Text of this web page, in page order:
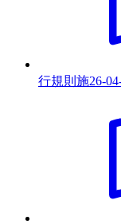
行規則 施26-